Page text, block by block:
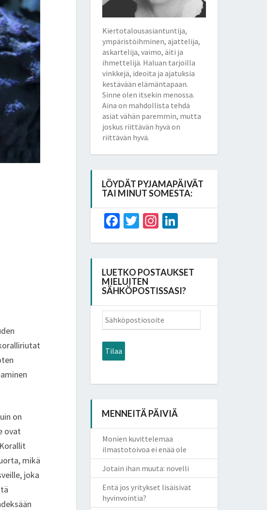
on
ovat
mikä
joka
Kiertotalousasiantuntija,
ympäristöihminen, ajattelija,
askartelija, vaimo, äiti ja
ihmettelijä. Haluan tarjoilla
vinkkejä, ideoita ja ajatuksia
kestävään elämäntapaan.
Sinne olen itsekin menossa.
Aina on mahdollista tehdä
asiat vähän paremmin, mutta
joskus riittävän hyvä on
riittävän hyvä.
LÖYDÄT PYJAMAPÄIVÄT
TAI MINUT SOMESTA:
Facebook
TwitterInstagram
LinkedIn
LUETKO POSTAUKSET
MIELUITEN
SÄHKÖPOSTISSASI?
Sähköpostiosoite
Tilaa
MENNEITÄ PÄIVIÄ
Monien kuvittelemaa
ilmastotoivoa ei enää ole
Jotain ihan muuta: novelli
Entä jos yritykset lisäisivät
hyvinvointia?